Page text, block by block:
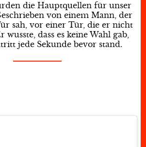
die Hauptquellen für unser
von einem Mann, der
sah, vor einer Tür, die er nicht
dass es keine Wahl gab,
jede Sekunde bevor stand.